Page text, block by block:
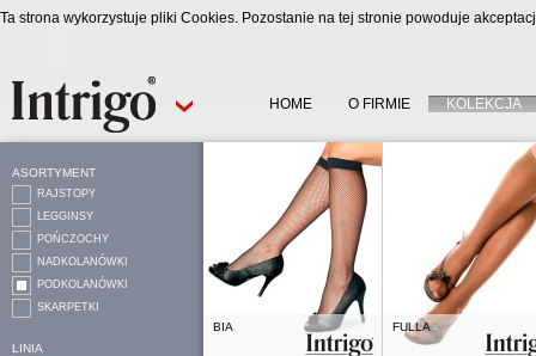
Ta strona wykorzystuje pliki Cookies. Pozostanie na tej stronie powoduje
HOME O FIRMIE KOLEKCJA
ASORTYMENT
RAJSTOPY
LEGGINSY
POŃCZOCHY
NADKOLANÓWKI
PODKOLANÓWKI
SKARPETKI
LINIA
BIA FULLA